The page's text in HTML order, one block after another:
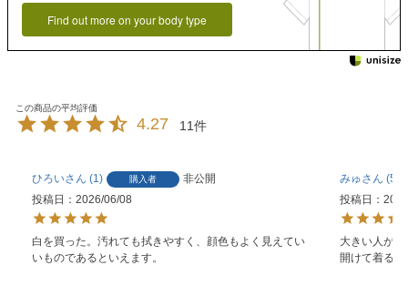
Find out more on your body type
4.27 11
ひろい 1 購入者
非公開
投稿日
2026/06/08
白を買った。汚れても拭きやすく、顔色もよく見えてい
いものであるといえます。
みゅ
5
投稿日
大きい人が
開けて着る